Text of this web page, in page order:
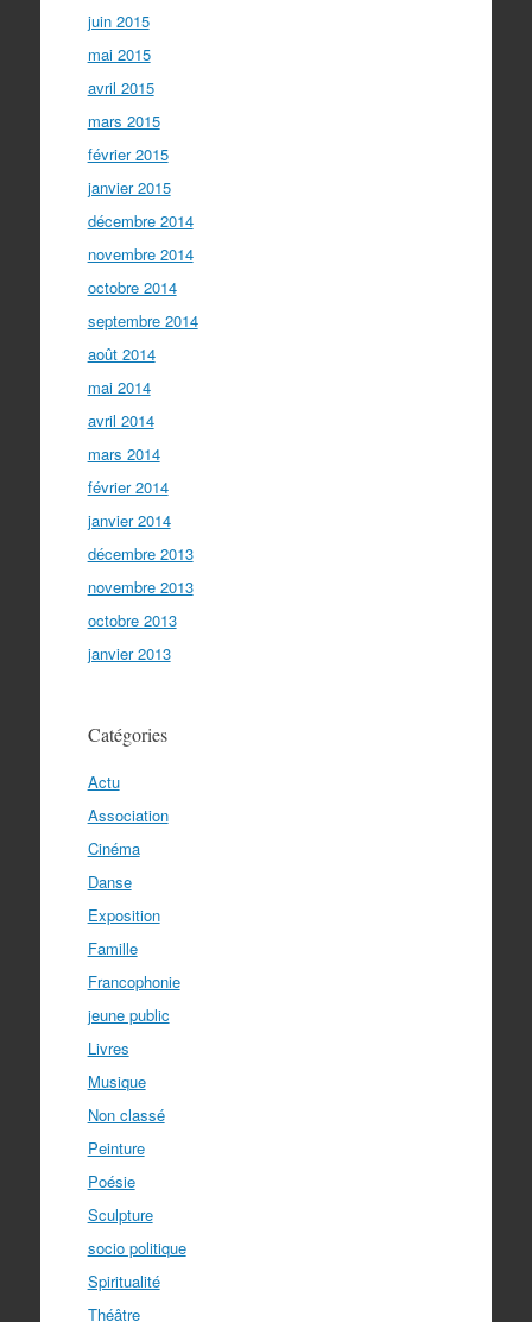
juin 2015
mai 2015
avril 2015
mars 2015
février 2015
janvier 2015
décembre 2014
novembre 2014
octobre 2014
septembre 2014
août 2014
mai 2014
avril 2014
mars 2014
février 2014
janvier 2014
décembre 2013
novembre 2013
octobre 2013
janvier 2013
Catégories
Actu
Association
Cinéma
Danse
Exposition
Famille
Francophonie
jeune public
Livres
Musique
Non classé
Peinture
Poésie
Sculpture
socio politique
Spiritualité
Théâtre